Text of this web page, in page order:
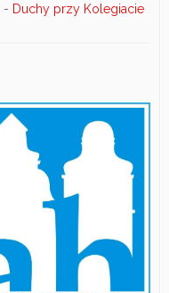
- Duchy przy Kolegiacie